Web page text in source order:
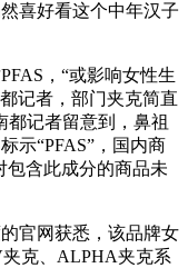
喜好看这个中年汉子
，“或影响女性生
记者，部门夹克简直
都记者留意到，鼻祖
示“PFAS”，国内商
包含此成分的商品未
官网获悉，该品牌女
克、ALPHA夹克系